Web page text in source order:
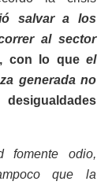
salvar a los
al sector
, con lo queel
generada no
fomente odio,
que la